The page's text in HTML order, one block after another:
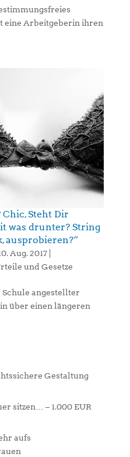
eine Arbeitgeberin ihren
Steht Dir
was drunter? String
ausprobieren?“
Aug. 2017|
und Gesetze
angestellter
über einen längeren
Gestaltung
sitzen… – 1.000 EUR
aufs